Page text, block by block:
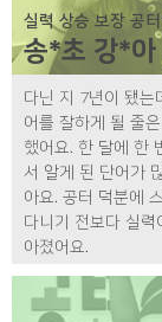
실력 상승 보장 공터
송*초 강*아
다닌 지 7년이 됐는
어를 잘하게 될 줄
했어요. 한 달에 한
서 알게 된 단어가
아요. 공터 덕분에
다니기 전보다 실력
아졌어요.